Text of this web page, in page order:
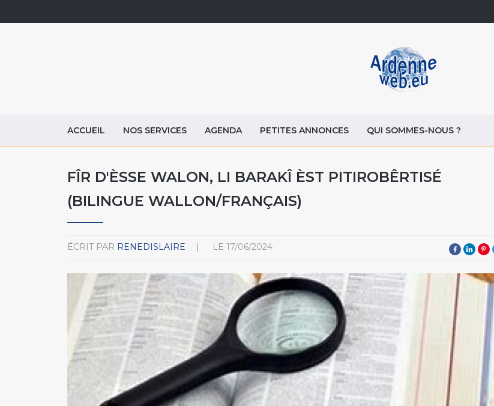
ACCUEIL NOS SERVICES AGENDA PETITES ANNONCES QUI SOMMES-NOUS ?
FÎR D'ÈSSE WALON, LI BARAKÎ ÈST PITIROBÊRTISÉ
(BILINGUE WALLON/FRANÇAIS)
ÉCRIT PAR RENEDISLAIRE LE 17/06/2024